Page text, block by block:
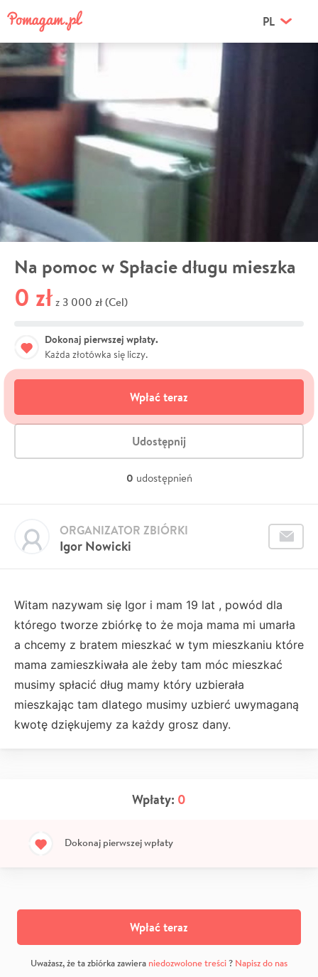
PL
Na pomoc w Spłacie długu mieszka
0 zł z 3 000 zł (Cel)
Dokonaj pierwszej wpłaty.
Każda złotówka się liczy.
Wpłać teraz
Udostępnij
0 udostępnień
Igor Nowicki
ORGANIZATOR ZBIÓRKI
Witam nazywam się Igor i mam 19 lat , powód dla
którego tworze zbiórkę to że moja mama mi umarła
a chcemy z bratem mieszkać w tym mieszkaniu które
mama zamieszkiwała ale żeby tam móc mieszkać
musimy spłacić dług mamy który uzbierała
mieszkając tam dlatego musimy uzbierć uwymaganą
kwotę dziękujemy za każdy grosz dany.
Wpłaty: 0
Dokonaj pierwszej wpłaty
Wpłać teraz
Uważasz, że ta zbiórka zawiera niedozwolone treści? Napisz do nas